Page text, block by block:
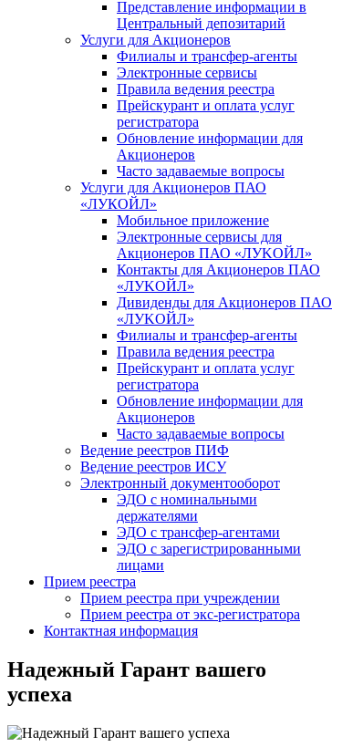
Представление информации в
Центральный депозитарий
Услуги для Акционеров
Филиалы и трансфер-агенты
Электронные сервисы
Правила ведения реестра
Прейскурант и оплата услуг
регистратора
Обновление информации для
Акционеров
Часто задаваемые вопросы
Услуги для Акционеров ПАО
«ЛУКОЙЛ»
Мобильное приложение
Электронные сервисы для
Акционеров ПАО «ЛУKOЙЛ»
Контакты для Акционеров ПАО
«ЛУKOЙЛ»
Дивиденды для Акционеров ПАО
«ЛУKOЙЛ»
Филиалы и трансфер-агенты
Правила ведения реестра
Прейскурант и оплата услуг
регистратора
Обновление информации для
Акционеров
Часто задаваемые вопросы
Ведение реестров ПИФ
Ведение реестров ИСУ
Электронный документооборот
ЭДО с номинальными
держателями
ЭДО с трансфер-агентами
ЭДО с зарегистрированными
лицами
Прием реестра
Прием реестра при учреждении
Прием реестра от экс-регистратора
Контактная информация
Надежный Гарант вашего
успеха